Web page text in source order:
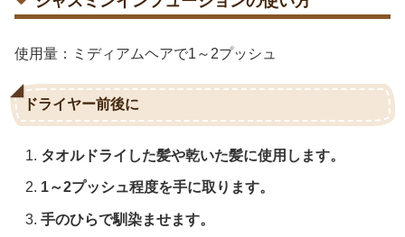
使用量：ミディアムヘアで1～2プッシュ
ドライヤー前後に
タオルドライした髪や乾いた髪に使用します。
1～2プッシュ程度を手に取ります。
手のひらで馴染ませます。